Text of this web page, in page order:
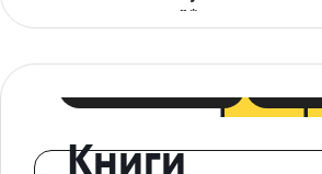
ограничений*
Книги